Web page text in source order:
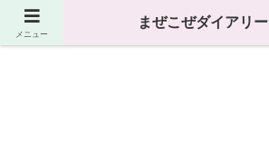
まぜこぜダイアリー
メニュー
まぜこぜダイアリー